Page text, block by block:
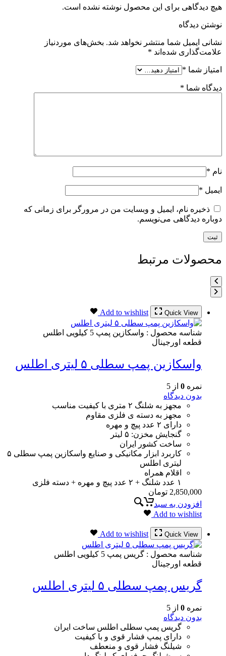
هیچ دیدگاهی برای این محصول نوشته نشده است.
نوشتن دیدگاه
نشانی ایمیل شما منتشر نخواهد شد. بخش‌های موردنیاز
علامت‌گذاری شده‌اند *
امتیاز شما *
دیدگاه شما *
نام *
ایمیل *
ذخیره نام، ایمیل و وبسایت من در مرورگر برای زمانی که
دوباره دیدگاهی می‌نویسم.
محصولات مرتبط
Quick View
Add to wishlist
شناسه محصول : واسکازین پمپ 5 کیلویی اطلس
قطعه اورجینال
واسکازین پمپ سطلی ۵ لیتری اطلس
نمره 0 از 5
بدون دیدگاه
مجهز به شلنگ ۲ متری با کیفیت مناسب
مجهز به دسته ی فلزی مقاوم
دارای ۲ عدد پیچ و مهره
گنجایش مخزن: ۵ لیتر
ساخت کشور ایران
کاربرد ابزار مکانیکی و صنایع واسکازین پمپ سطلی ۵
لیتری اطلس
اقلام همراه
۱ عدد شلنگ + ۲ عدد پیچ و مهره + دسته فلزی
2,850,000 تومان
افزودن به سبد
Add to wishlist
Quick View
Add to wishlist
شناسه محصول : گریس پمپ 5 کیلویی اطلس
قطعه اورجینال
گریس پمپ سطلی ۵ لیتری اطلس
نمره 0 از 5
بدون دیدگاه
گریس پمپ سطلی اطلس ساخت ایران
دارای پمپ فشار قوی و با کیفیت
شیلنگ فشار قوی و منعطف